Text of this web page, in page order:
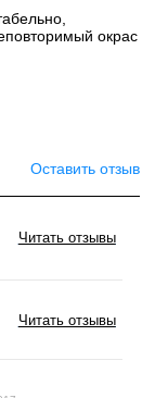
окрас
Оставить отзыв
Читать отзывы
Читать отзывы